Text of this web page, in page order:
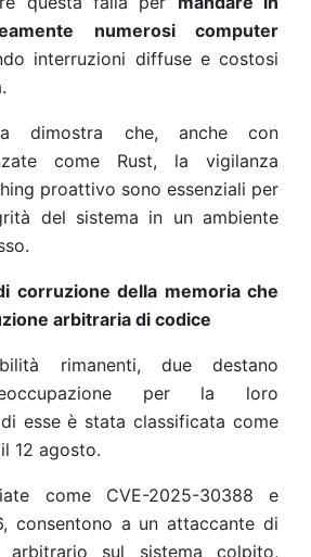
numerosi computer
interruzioni diffuse e costosi
dimostra che, anche con
come Rust, la vigilanza
proattivo sono essenziali per
del sistema in un ambiente
corruzione della memoria che
arbitraria di codice
rimanenti, due destano
per la loro
esse è stata classificata come
12 agosto.
come CVE-2025-30388 e
consentono a un attaccante di
arbitrario sul sistema colpito,